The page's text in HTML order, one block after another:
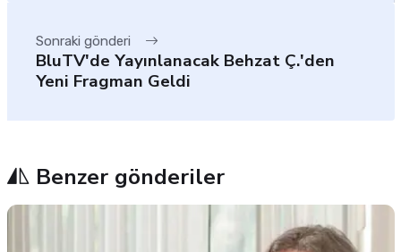
Sonraki gönderi
BluTV'de Yayınlanacak Behzat Ç.'den
Yeni Fragman Geldi
Benzer gönderiler